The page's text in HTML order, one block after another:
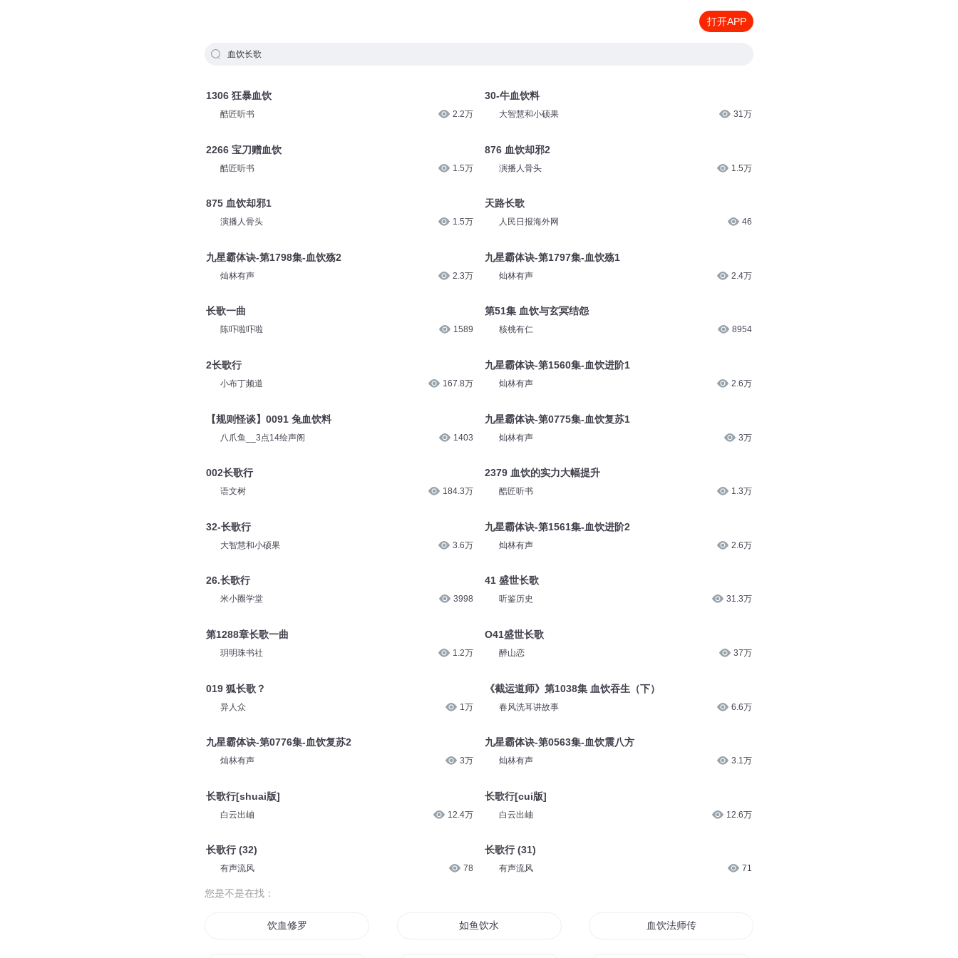
打开APP
血饮长歌
1306 狂暴血饮
酷匠听书 2.2万
2266 宝刀赠血饮
酷匠听书 1.5万
875 血饮却邪1
演播人骨头 1.5万
九星霸体诀-第1798集-血饮殇2
灿林有声 2.3万
长歌一曲
陈吓啦吓啦 1589
2长歌行
小布丁频道 167.8万
【规则怪谈】0091 兔血饮料
八爪鱼__3点14绘声阁 1403
002长歌行
语文树 184.3万
32-长歌行
大智慧和小硕果 3.6万
26.长歌行
米小圈学堂 3998
第1288章长歌一曲
玥明珠书社 1.2万
019 狐长歌？
异人众 1万
九星霸体诀-第0776集-血饮复苏2
灿林有声 3万
长歌行[shuai版]
白云出岫 12.4万
长歌行 (32)
有声流风 78
30-牛血饮料
大智慧和小硕果 31万
876 血饮却邪2
演播人骨头 1.5万
天路长歌
人民日报海外网 46
九星霸体诀-第1797集-血饮殇1
灿林有声 2.4万
第51集 血饮与玄冥结怨
核桃有仁 8954
九星霸体诀-第1560集-血饮进阶1
灿林有声 2.6万
九星霸体诀-第0775集-血饮复苏1
灿林有声 3万
2379 血饮的实力大幅提升
酷匠听书 1.3万
九星霸体诀-第1561集-血饮进阶2
灿林有声 2.6万
41 盛世长歌
听鉴历史 31.3万
O41盛世长歌
醉山恋 37万
《截运道师》第1038集 血饮吞生（下）
春风洗耳讲故事 6.6万
九星霸体诀-第0563集-血饮震八方
灿林有声 3.1万
长歌行[cui版]
白云出岫 12.6万
长歌行 (31)
有声流风 71
您是不是在找：
饮血修罗 如鱼饮水 血饮法师传